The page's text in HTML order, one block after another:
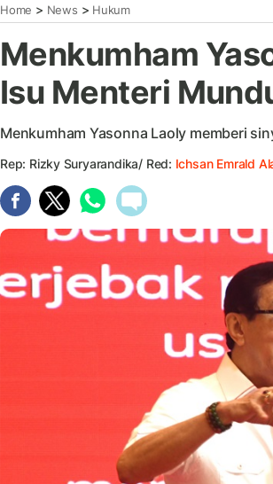
Home > News > Hukum
Menkumham
Isu Menteri
Menkumham Yasonna Laoly memberi
Rep: Rizky Suryarandika/ Red: Ichsan Emrald